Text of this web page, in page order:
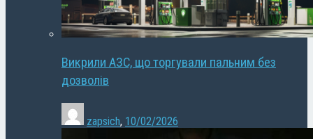
Викрили АЗС, що торгували пальним без
дозволів
zapsich, 10/02/2026